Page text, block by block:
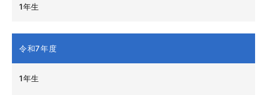
1年生
令和7年度
1年生